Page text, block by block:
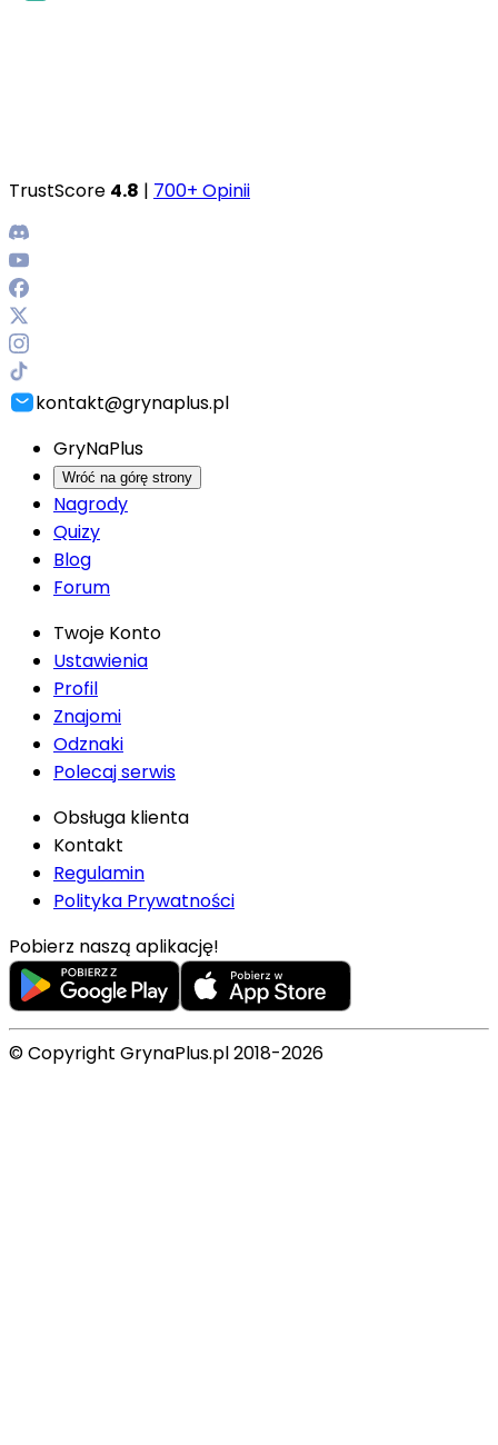
TrustScore 4.8 | 700+ Opinii
kontakt@grynaplus.pl
GryNaPlus
Wróć na górę strony
Nagrody
Quizy
Blog
Forum
Twoje Konto
Ustawienia
Profil
Znajomi
Odznaki
Polecaj serwis
Obsługa klienta
Kontakt
Regulamin
Polityka Prywatności
Pobierz naszą aplikację!
© Copyright GrynaPlus.pl 2018-2026